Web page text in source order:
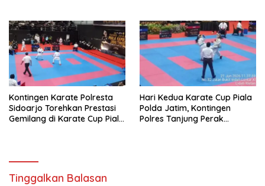
Kontingen Karate Polresta
Sidoarjo Torehkan Prestasi
Gemilang di Karate Cup Piala
Hari Kedua Karate Cup Piala
Polda Jatim, Kontingen
Polres Tanjung Perak
Tinggalkan Balasan